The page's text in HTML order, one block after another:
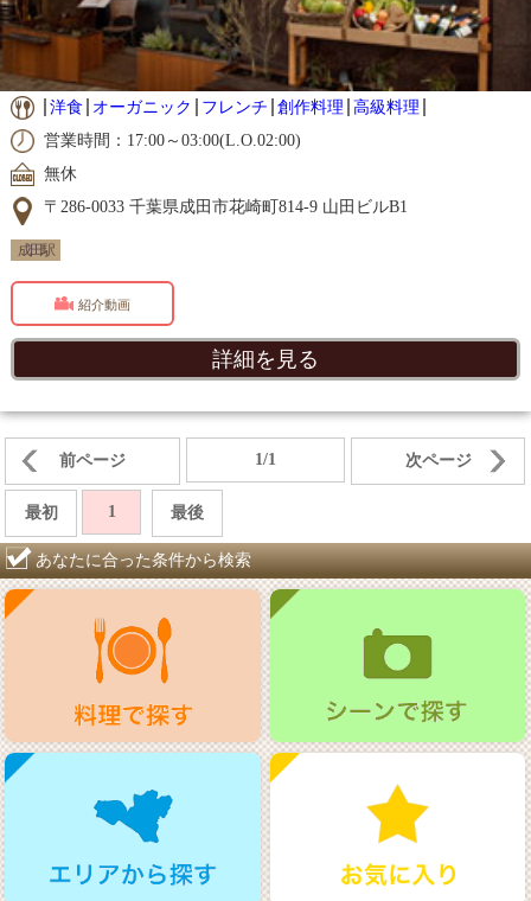
洋食 オーガニック フレンチ 創作料理 高級料理
営業時間：17:00～03:00(L.O.02:00)
無休
〒286-0033 千葉県成田市花崎町814-9 山田ビルB1
成田駅
紹介動画
詳細を見る
前ページ 1/1 次ページ
最初 1 最後
あなたに合った条件から検索